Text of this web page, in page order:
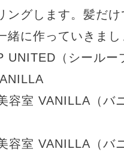
ングします。髪だ
緒に作っていきまし